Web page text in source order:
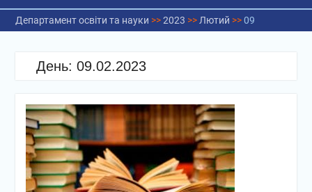
Департамент освіти та науки >>2023 >> Лютий >>09
День: 09.02.2023